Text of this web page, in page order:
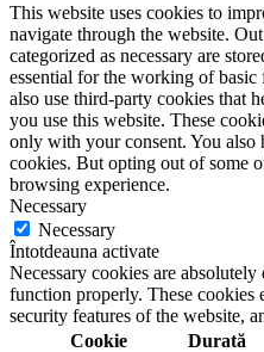
This website uses cookies to
navigate through the website.
categorized as necessary are
essential for the working of
also use third-party cookies that
you use this website. These
only with your consent. You also
cookies. But opting out of some
browsing experience.
Necessary
Necessary
Întotdeauna activate
Necessary cookies are
function properly. These cookies
security features of the website,
Cookie
Durată